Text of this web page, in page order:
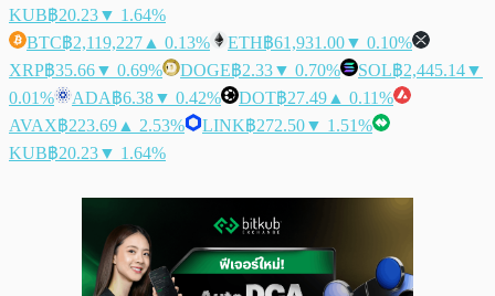
KUB฿20.23▼ 1.64%
BTC฿2,119,227 ▲ 0.13% ETH฿61,931.00▼ 0.10%
XRP฿35.66▼ 0.69% DOGE฿2.33▼ 0.70% SOL฿2,445.14▼
0.01%
ADA฿6.38▼ 0.42% DOT฿27.49 ▲ 0.11%
AVAX฿223.69 ▲ 2.53% LINK฿272.50▼ 1.51%
KUB฿20.23▼ 1.64%